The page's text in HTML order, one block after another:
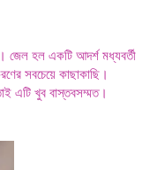
হল একটি আদর্শ মধ্যবর্তী
সবচেয়ে কাছাকাছি।
এটি খুব বাস্তবসম্মত।